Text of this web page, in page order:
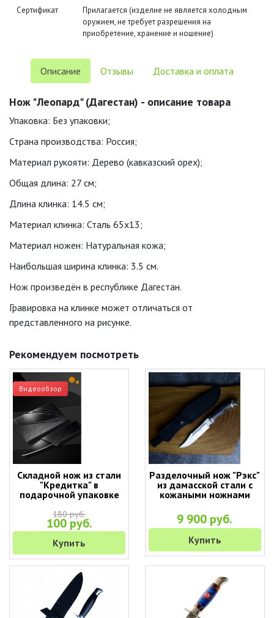
Сертификат
Прилагается (изделие не является холодным
оружием, не требует разрешения на
приобретение, хранение и ношение)
Описание Отзывы Доставка и оплата
Нож "Леопард" (Дагестан) - описание товара
Упаковка: Без упаковки;
Страна производства: Россия;
Материал рукояти: Дерево (кавказский орех);
Общая длина: 27 см;
Длина клинка: 14.5 см;
Материал клинка: Сталь 65х13;
Материал ножен: Натуральная кожа;
Наибольшая ширина клинка: 3.5 см.
Нож произведён в республике Дагестан.
Гравировка на клинке может отличаться от
представленного на рисунке.
Рекомендуем посмотреть
Видеообзор
Складной нож из стали
"Кредитка" в
подарочной упаковке
180 руб.
100 руб.
Купить
Разделочный нож "Рэкс"
из дамасской стали с
кожаными ножнами
9 900 руб.
Купить